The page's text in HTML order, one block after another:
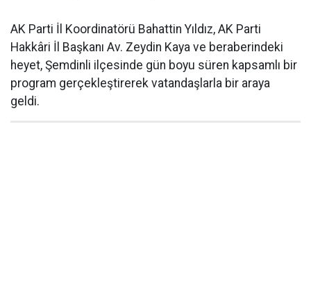
AK Parti İl Koordinatörü Bahattin Yıldız, AK Parti
Hakkâri İl Başkanı Av. Zeydin Kaya ve beraberindeki
heyet, Şemdinli ilçesinde gün boyu süren kapsamlı bir
program gerçekleştirerek vatandaşlarla bir araya
geldi.